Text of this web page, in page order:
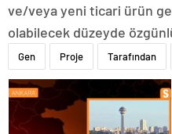
ve/veya yeni ticari ürün
olabilecek düzeyde
Gen Proje Tarafından